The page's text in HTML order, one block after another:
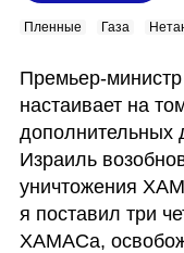
Пленные Газа
Премьер-
настаивает на
дополнительных
Израиль
уничтожения
я поставил три
ХАМАСа,